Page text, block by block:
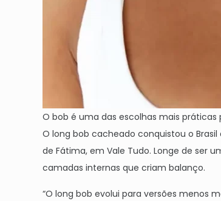
O bob é uma das escolhas mais
O long bob cacheado conquistou o
de Fátima, em Vale Tudo. Longe de ser
camadas internas que criam balanço.
“O long bob evolui para versões menos